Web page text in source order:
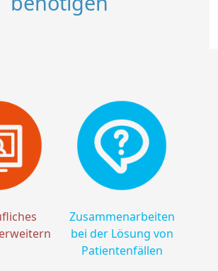
Zusammenarbeiten
bei der Lösung von
Patientenfällen